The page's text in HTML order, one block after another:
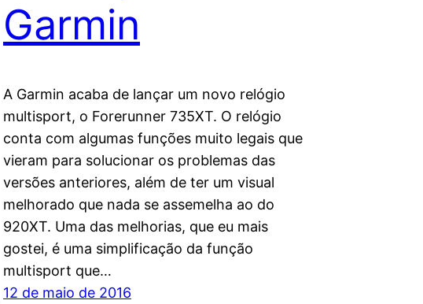
Garmin
A Garmin acaba de lançar um novo relógio
multisport, o Forerunner 735XT. O relógio
conta com algumas funções muito legais que
vieram para solucionar os problemas das
versões anteriores, além de ter um visual
melhorado que nada se assemelha ao do
920XT. Uma das melhorias, que eu mais
gostei, é uma simplificação da função
multisport que…
12 de maio de 2016